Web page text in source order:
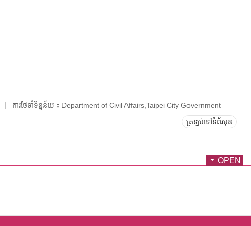
ការថែទាំទិន្នន័យ：Department of Civil Affairs,Taipei City Government
ត្រឡប់ទៅទំព័រមុន
OPEN